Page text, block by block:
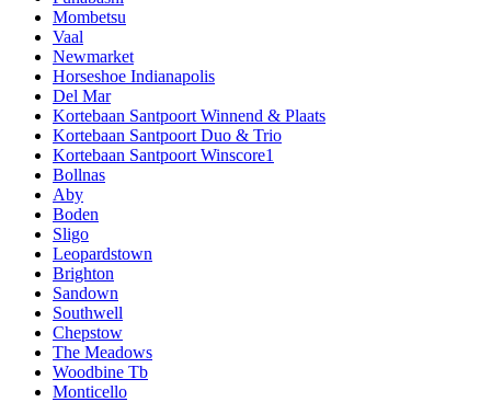
Mombetsu
Vaal
Newmarket
Horseshoe Indianapolis
Del Mar
Kortebaan Santpoort Winnend & Plaats
Kortebaan Santpoort Duo & Trio
Kortebaan Santpoort Winscore1
Bollnas
Aby
Boden
Sligo
Leopardstown
Brighton
Sandown
Southwell
Chepstow
The Meadows
Woodbine Tb
Monticello